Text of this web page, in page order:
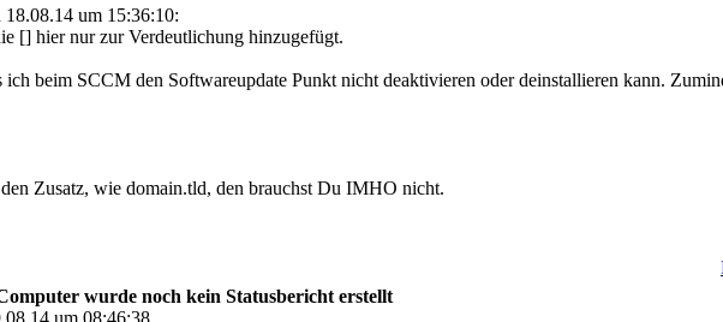
18.08.14 um 15:36:10:
[] hier nur zur Verdeutlichung hinzugefügt.
ich beim SCCM den Softwareupdate Punkt nicht deaktivieren oder deinstallieren kann.
Zusatz, wie domain.tld, den brauchst Du IMHO nicht.
wurde noch kein Statusbericht erstellt
um 08:46:38